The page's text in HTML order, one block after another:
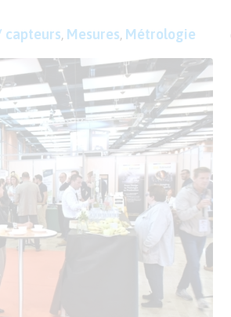
capteurs, Mesures, Métrologie